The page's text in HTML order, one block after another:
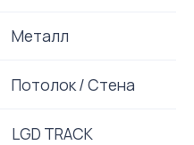
Металл
Потолок / Cтена
LGD TRACK